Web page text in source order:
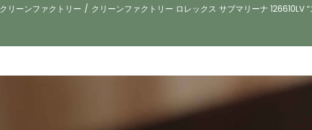
クリーンファクトリー / クリーンファクトリー ロレックス サブマリーナ